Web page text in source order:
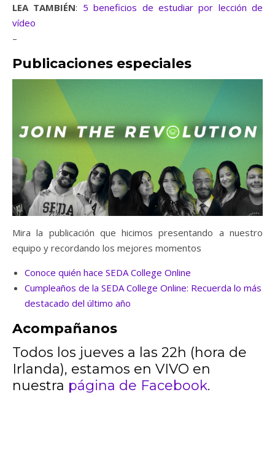
LEA TAMBIÉN: 5 beneficios de estudiar por lección de
vídeo
–
Publicaciones especiales
Mira la publicación que hicimos presentando a nuestro
equipo y recordando los mejores momentos
Conoce quién hace SEDA College Online
Cumpleaños de la SEDA College Online: Recuerda lo más
destacado del último año
Acompañanos
Todos los jueves a las 22h (hora de
Irlanda), estamos en VIVO en
nuestra página de Facebook.